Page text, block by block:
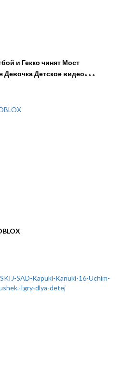
и Гекко чинят Мост
Девочка Детское видео